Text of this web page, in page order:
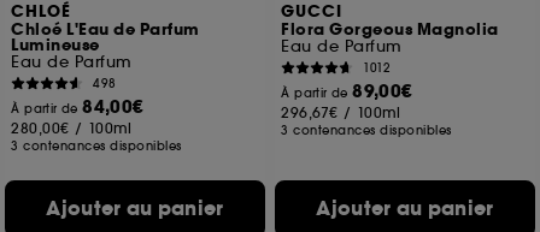
CHLOÉ
Chloé L'Eau de Parfum
Lumineuse
Eau de Parfum
498
À partir de84,00€
280,00€ / 100ml
3 contenances disponibles
Ajouter au panier
GUCCI
Flora Gorgeous Magnolia
Eau de Parfum
1012
À partir de89,00€
296,67€ / 100ml
3 contenances disponibles
Ajouter au panier